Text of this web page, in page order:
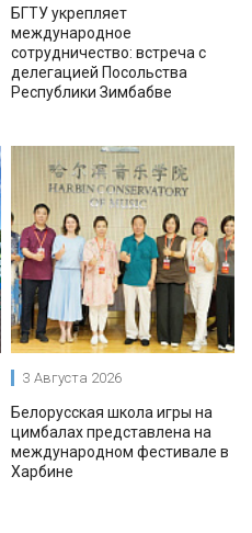
БГТУ укрепляет
международное
сотрудничество: встреча с
делегацией Посольства
Республики Зимбабве
3 Августа 2026
Белорусская школа игры на
цимбалах представлена на
международном фестивале в
Харбине